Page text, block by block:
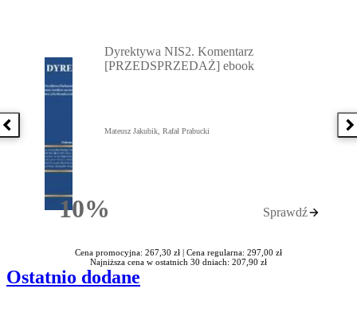
Poprzednia książka
10%Rabatu
Dyrektywa NIS2. Komentarz
[PRZEDSPRZEDAŻ] ebook
Mateusz Jakubik, Rafał Prabucki
Sprawdź
Cena promocyjna: 267,30 zł | Cena regularna: 297,00 zł
Najniższa cena w ostatnich 30 dniach: 207,90 zł
Ostatnio dodane